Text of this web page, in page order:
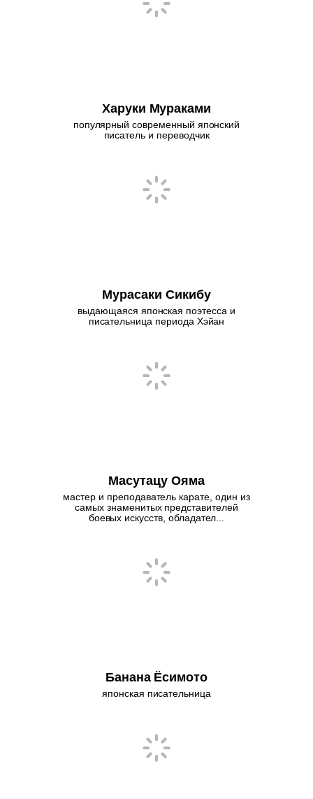
Харуки Мураками
популярный современный японский
писатель и переводчик
Мурасаки Сикибу
выдающаяся японская поэтесса и
писательница периода Хэйан
Масутацу Ояма
мастер и преподаватель карате, один из
самых знаменитых представителей
боевых искусств, обладател...
Банана Ёсимото
японская писательница